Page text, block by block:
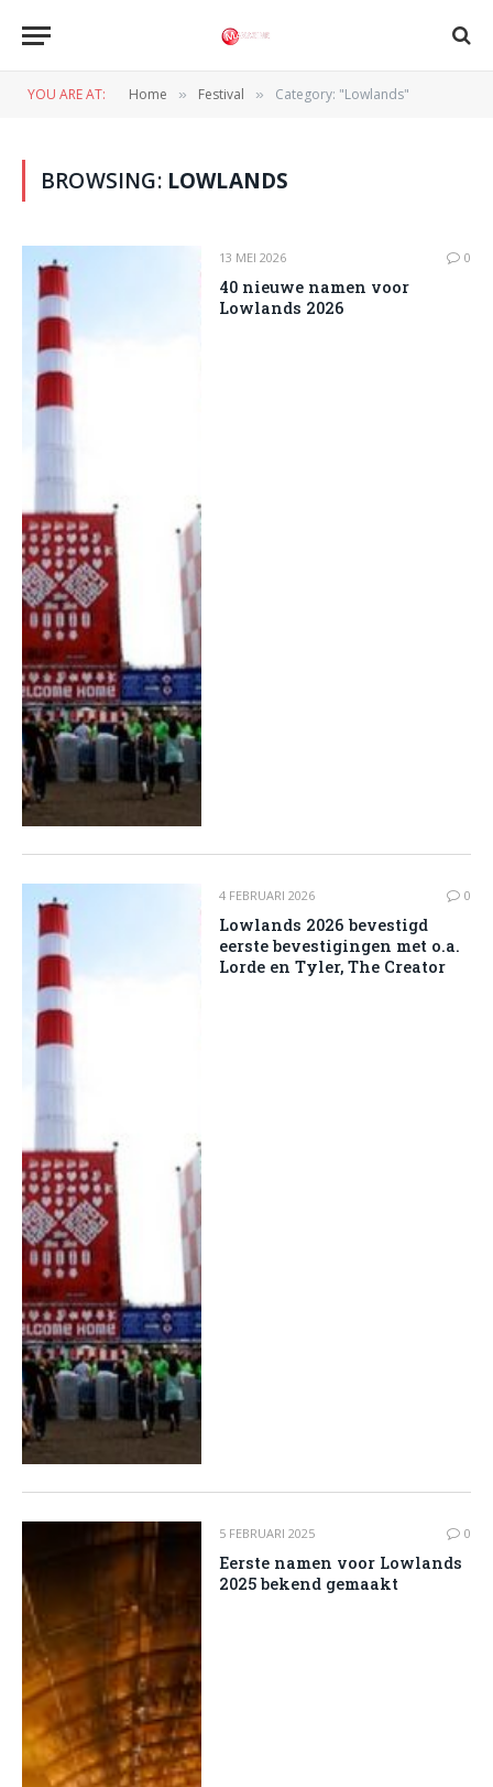
YOU ARE AT: Home » Festival » Category: "Lowlands"
BROWSING: LOWLANDS
13 MEI 2026 0
40 nieuwe namen voor
Lowlands 2026
4 FEBRUARI 2026 0
Lowlands 2026 bevestigd
eerste bevestigingen met o.a.
Lorde en Tyler, The Creator
5 FEBRUARI 2025 0
Eerste namen voor Lowlands
2025 bekend gemaakt